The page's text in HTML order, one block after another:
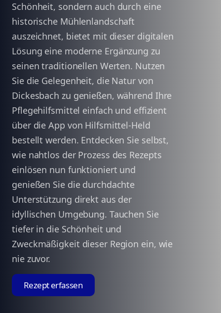
Schönheit, sondern auch durch eine
historische Mühlenlandschaft
auszeichnet, bietet mit dieser digitalen
Lösung eine moderne Ergänzung zu
seinen traditionellen Werten. Nutzen
Sie die Gelegenheit, die Natur von
Dickesbach zu genießen, während Ihre
Pflegehilfsmittel einfach und effizient
über die App von Hilfsmittel-Held
bestellt werden. Entdecken Sie selbst,
wie nahtlos der Prozess des Rezepts
einlösen nun funktioniert und
genießen Sie die durchdachte
Unterstützung direkt aus der
idyllischen Umgebung. Tauchen Sie
tiefer in die Schönheit und
Zweckmäßigkeit dieser Region ein, wie
nie zuvor.
Rezept erfassen